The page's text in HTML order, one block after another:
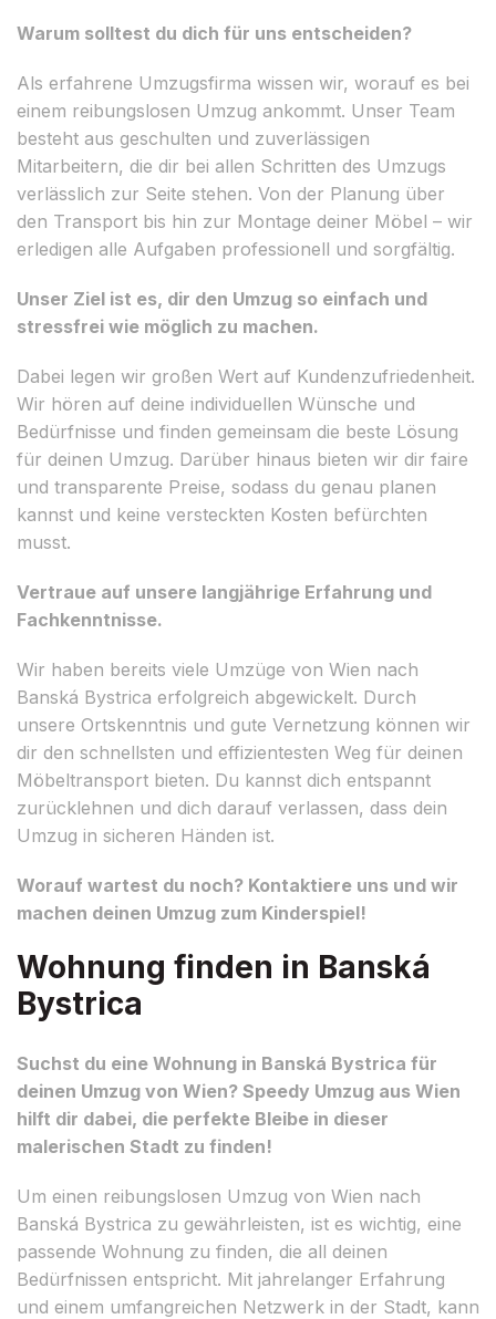
Warum solltest du dich für uns entscheiden?
Als erfahrene Umzugsfirma wissen wir, worauf es bei
einem reibungslosen Umzug ankommt. Unser Team
besteht aus geschulten und zuverlässigen
Mitarbeitern, die dir bei allen Schritten des Umzugs
verlässlich zur Seite stehen. Von der Planung über
den Transport bis hin zur Montage deiner Möbel – wir
erledigen alle Aufgaben professionell und sorgfältig.
Unser Ziel ist es, dir den Umzug so einfach und
stressfrei wie möglich zu machen.
Dabei legen wir großen Wert auf Kundenzufriedenheit.
Wir hören auf deine individuellen Wünsche und
Bedürfnisse und finden gemeinsam die beste Lösung
für deinen Umzug. Darüber hinaus bieten wir dir faire
und transparente Preise, sodass du genau planen
kannst und keine versteckten Kosten befürchten
musst.
Vertraue auf unsere langjährige Erfahrung und
Fachkenntnisse.
Wir haben bereits viele Umzüge von Wien nach
Banská Bystrica erfolgreich abgewickelt. Durch
unsere Ortskenntnis und gute Vernetzung können wir
dir den schnellsten und effizientesten Weg für deinen
Möbeltransport bieten. Du kannst dich entspannt
zurücklehnen und dich darauf verlassen, dass dein
Umzug in sicheren Händen ist.
Worauf wartest du noch? Kontaktiere uns und wir
machen deinen Umzug zum Kinderspiel!
Wohnung finden in Banská
Bystrica
Suchst du eine Wohnung in Banská Bystrica für
deinen Umzug von Wien? Speedy Umzug aus Wien
hilft dir dabei, die perfekte Bleibe in dieser
malerischen Stadt zu finden!
Um einen reibungslosen Umzug von Wien nach
Banská Bystrica zu gewährleisten, ist es wichtig, eine
passende Wohnung zu finden, die all deinen
Bedürfnissen entspricht. Mit jahrelanger Erfahrung
und einem umfangreichen Netzwerk in der Stadt, kann